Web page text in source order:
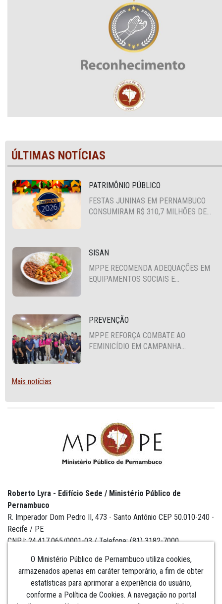
ÚLTIMAS NOTÍCIAS
PATRIMÔNIO PÚBLICO
FESTAS JUNINAS EM PERNAMBUCO
CONSUMIRAM R$ 310,7 MILHÕES DE
SISAN
MPPE RECOMENDA ADEQUAÇÕES EM
EQUIPAMENTOS SOCIAIS E
PREVENÇÃO
MPPE REFORÇA COMBATE AO
FEMINICÍDIO EM CAMPANHA
Mais notícias
O Ministério Público de Pernambuco utiliza cookies,
armazenados apenas em caráter temporário, a fim de obter
estatísticas para aprimorar a experiência do usuário,
conforme a Política de Cookies. A navegação no portal
Roberto Lyra - Edifício Sede / Ministério Público de
Pernambuco
R. Imperador Dom Pedro II, 473 - Santo Antônio CEP 50.010-240 -
Recife / PE
CNPJ: 24.417.065/0001-03 / Telefone: (81) 3182-7000
Institucional